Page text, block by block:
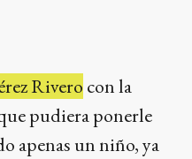
Rivero con la
pudiera ponerle
apenas un niño, ya